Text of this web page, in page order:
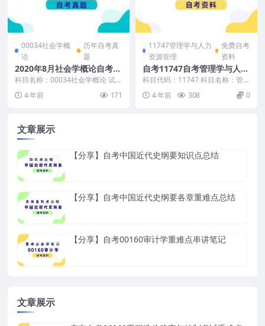
00034社会学概
论
历年自考真
题
2020年8月社会学概论自考真
题及答案
科目名称：00034社会学概论 试卷
试社会学概...
4 年前 171
11747管理学与人力
资源管理
免费自考
资料
自考11747自考管理学与人力
资源管理知识点总结分享
科目代码：11747 科目名称：管理
4 年前 308 0
文章展示
【分享】自考中国近代史纲要知识点总结
【分享】自考中国近代史纲要各章重难点总结
【分享】自考00160审计学重难点串讲笔记
文章展示